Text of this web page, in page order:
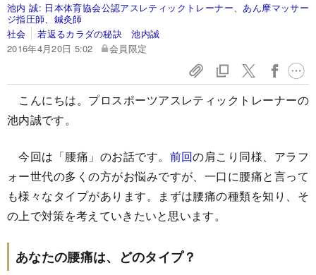
池内 誠: 日本体育協会公認アスレティックトレーナー、あん摩マッサー
ジ指圧師、鍼灸師
社会
若返るカラダの秘訣 池内誠
2016年4月20日 5:02
会員限定
こんにちは。プロスポーツアスレティックトレーナーの
池内誠です。
今回は「腰痛」のお話です。 前回の肩こり同様、アラフ
ォー世代の多くの方がお悩みですが、一口に腰痛と言って
も様々なタイプがあります。まずは腰痛の種類を知り、そ
の上で対策を考えていきたいと思います。
あなたの腰痛は、どのタイプ？